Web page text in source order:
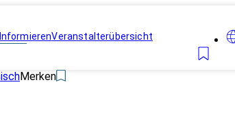
InformierenVeranstalterübersicht
Merken